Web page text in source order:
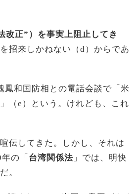
改正”）を事実上阻止してき
招来しかねない（d）からであ
鳳和国防相との電話会談で「米
（e）という。けれども、これ
伝してきた。しかし、それは
の「 台湾関係法 」では、明快
。